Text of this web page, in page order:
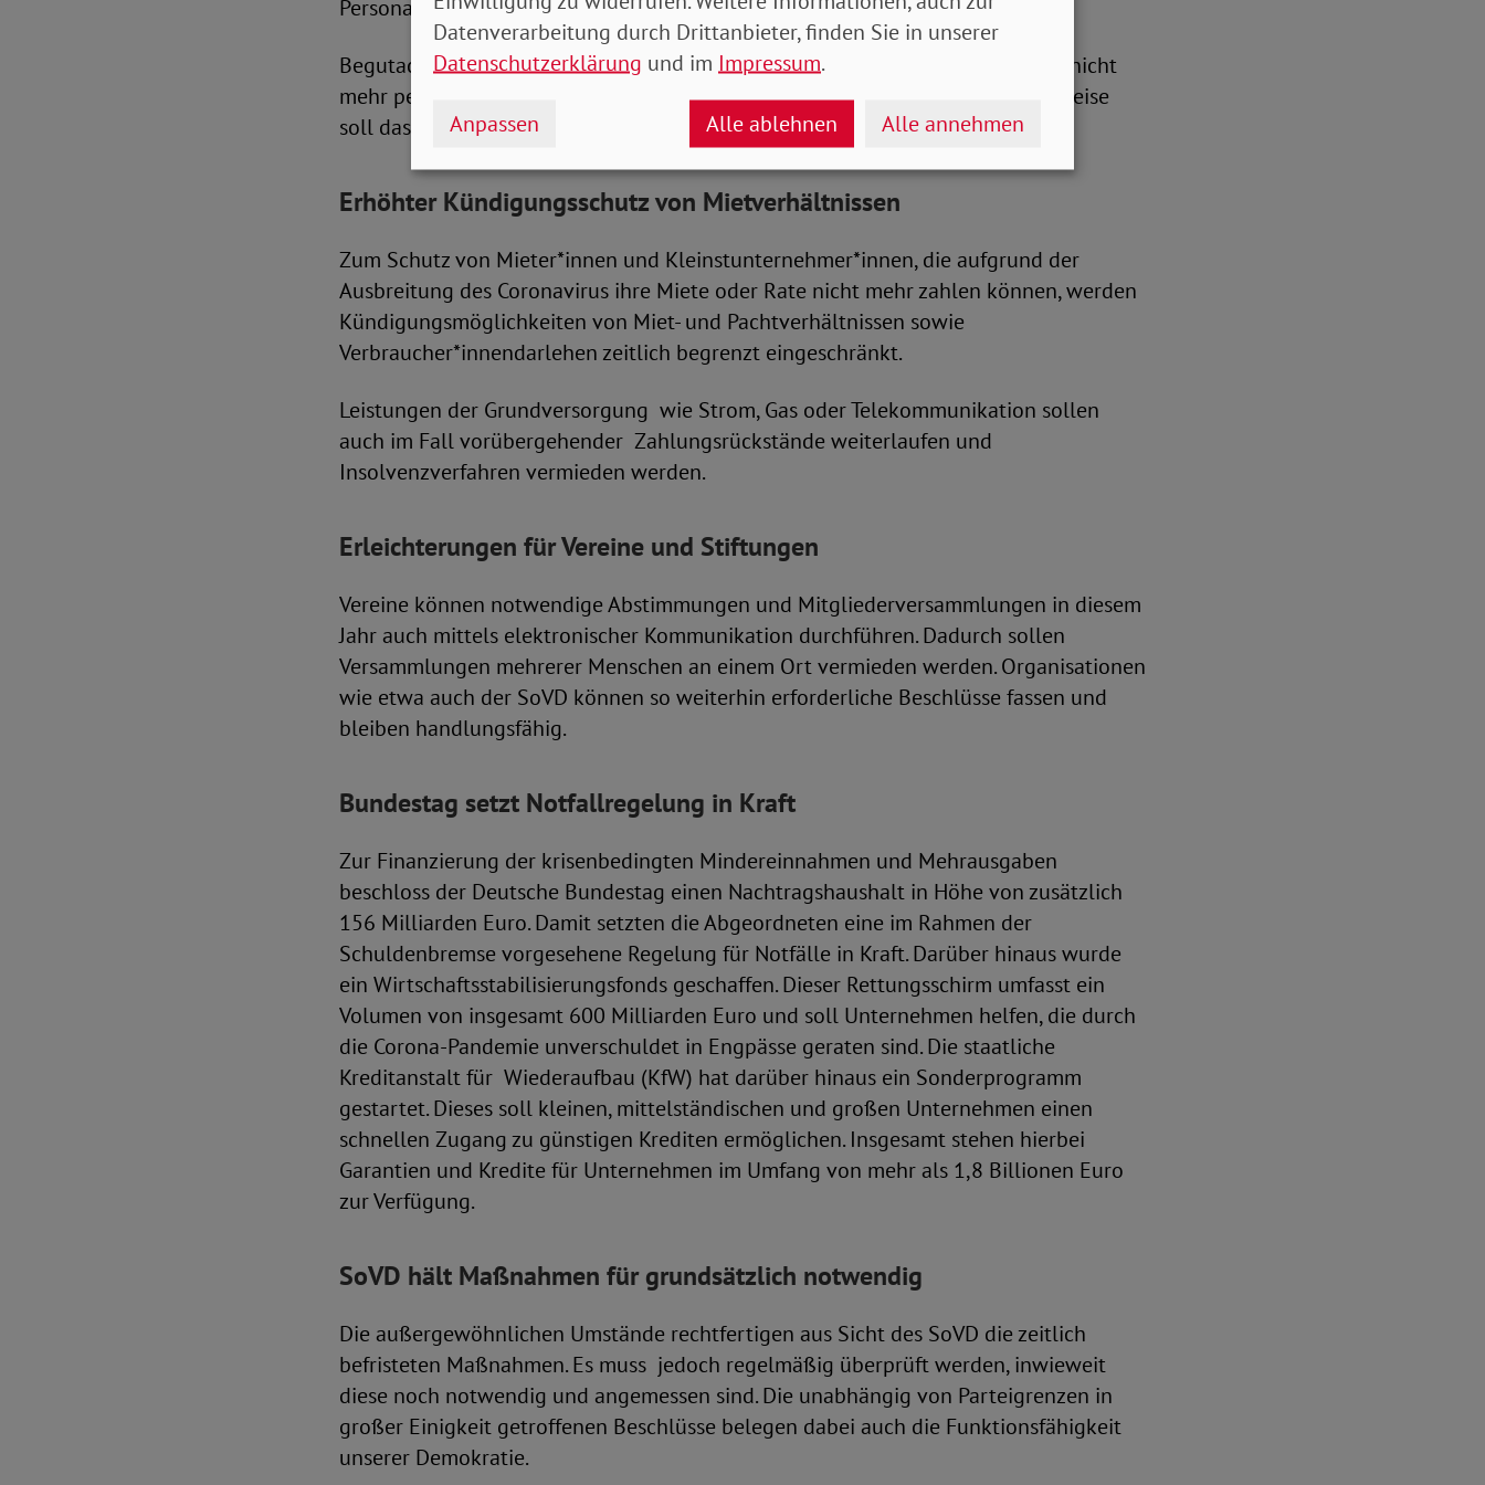
Personalausstattung abweichen.
Begutachtungen zum Pflegegrad nehmen die Medizinischen Dienste befristet nicht
mehr persönlich, sondern nach Aktenlage oder auch per Video vor. Auf diese Weise
soll das Risiko von Infektionen sinken.
Erhöhter Kündigungsschutz von Mietverhältnissen
Zum Schutz von Mieter*innen und Kleinstunternehmer*innen, die aufgrund der
Ausbreitung des Coronavirus ihre Miete oder Rate nicht mehr zahlen können, werden
Kündigungsmöglichkeiten von Miet- und Pachtverhältnissen sowie
Verbraucher*innendarlehen zeitlich begrenzt eingeschränkt.
Leistungen der Grundversorgung wie Strom, Gas oder Telekommunikation sollen
auch im Fall vorübergehender Zahlungsrückstände weiterlaufen und
Insolvenzverfahren vermieden werden.
Erleichterungen für Vereine und Stiftungen
Vereine können notwendige Abstimmungen und Mitgliederversammlungen in diesem
Jahr auch mittels elektronischer Kommunikation durchführen. Dadurch sollen
Versammlungen mehrerer Menschen an einem Ort vermieden werden. Organisationen
wie etwa auch der SoVD können so weiterhin erforderliche Beschlüsse fassen und
bleiben handlungsfähig.
Bundestag setzt Notfallregelung in Kraft
Zur Finanzierung der krisenbedingten Mindereinnahmen und Mehrausgaben
beschloss der Deutsche Bundestag einen Nachtragshaushalt in Höhe von zusätzlich
156 Milliarden Euro. Damit setzten die Abgeordneten eine im Rahmen der
Schuldenbremse vorgesehene Regelung für Notfälle in Kraft. Darüber hinaus wurde
ein Wirtschaftsstabilisierungsfonds geschaffen. Dieser Rettungsschirm umfasst ein
Volumen von insgesamt 600 Milliarden Euro und soll Unternehmen helfen, die durch
die Corona-Pandemie unverschuldet in Engpässe geraten sind. Die staatliche
Kreditanstalt für Wiederaufbau (KfW) hat darüber hinaus ein Sonderprogramm
gestartet. Dieses soll kleinen, mittelständischen und großen Unternehmen einen
schnellen Zugang zu günstigen Krediten ermöglichen. Insgesamt stehen hierbei
Garantien und Kredite für Unternehmen im Umfang von mehr als 1,8 Billionen Euro
zur Verfügung.
SoVD hält Maßnahmen für grundsätzlich notwendig
Die außergewöhnlichen Umstände rechtfertigen aus Sicht des SoVD die zeitlich
befristeten Maßnahmen. Es muss jedoch regelmäßig überprüft werden, inwieweit
diese noch notwendig und angemessen sind. Die unabhängig von Parteigrenzen in
großer Einigkeit getroffenen Beschlüsse belegen dabei auch die Funktionsfähigkeit
unserer Demokratie.
Datenverarbeitung durch Drittanbieter, finden Sie in unserer
Datenschutzerklärung und im Impressum.
Anpassen Alle ablehnen Alle annehmen